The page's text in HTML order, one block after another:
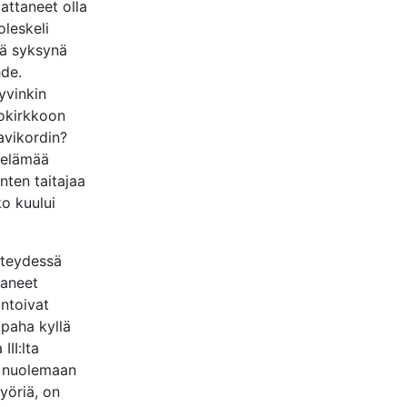
olla
syksynä
taitajaa
kuului
kyllä
III:lta
on